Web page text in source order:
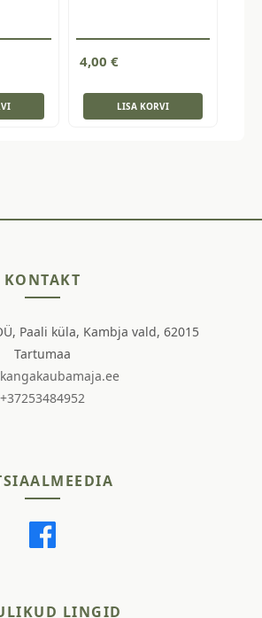
4,00 €
LISA KORVI
KONTAKT
Paali küla, Kambja vald, 62015
Tartumaa
+37253484952
LINGID